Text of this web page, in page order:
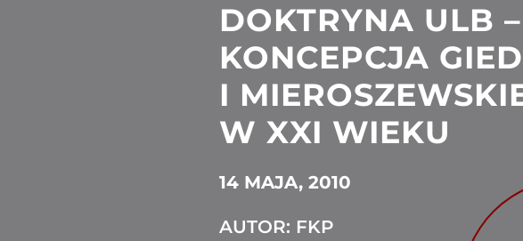
DOKTRYNA ULB –
KONCEPCJA
I
W XXI WIEKU
14 MAJA, 2010
AUTOR: FKP